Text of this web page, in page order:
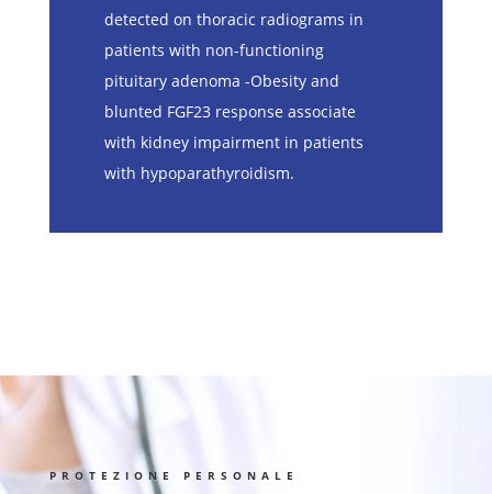
detected on thoracic radiograms in
patients with non-functioning
pituitary adenoma -Obesity and
blunted FGF23 response associate
with kidney impairment in patients
with hypoparathyroidism.
PROTEZIONE PERSONALE